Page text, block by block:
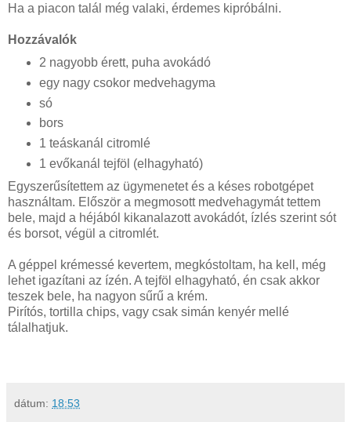
Ha a piacon talál még valaki, érdemes kipróbálni.
Hozzávalók
2 nagyobb érett, puha avokádó
egy nagy csokor medvehagyma
só
bors
1 teáskanál citromlé
1 evőkanál tejföl (elhagyható)
Egyszerűsítettem az ügymenetet és a késes robotgépet
használtam. Először a megmosott medvehagymát tettem
bele, majd a héjából kikanalazott avokádót, ízlés szerint sót
és borsot, végül a citromlét.
A géppel krémessé kevertem, megkóstoltam, ha kell, még
lehet igazítani az ízén. A tejföl elhagyható, én csak akkor
teszek bele, ha nagyon sűrű a krém.
Pirítós, tortilla chips, vagy csak simán kenyér mellé
tálalhatjuk.
dátum: 18:53